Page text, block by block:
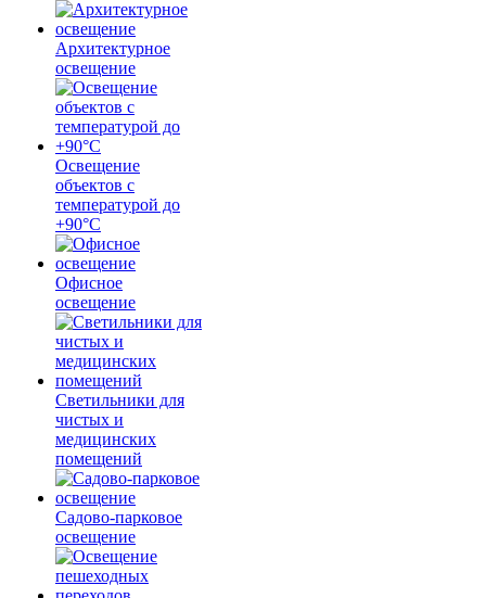
Архитектурное
освещение
Освещение
объектов с
температурой до
+90°С
Офисное
освещение
Светильники для
чистых и
медицинских
помещений
Садово-парковое
освещение